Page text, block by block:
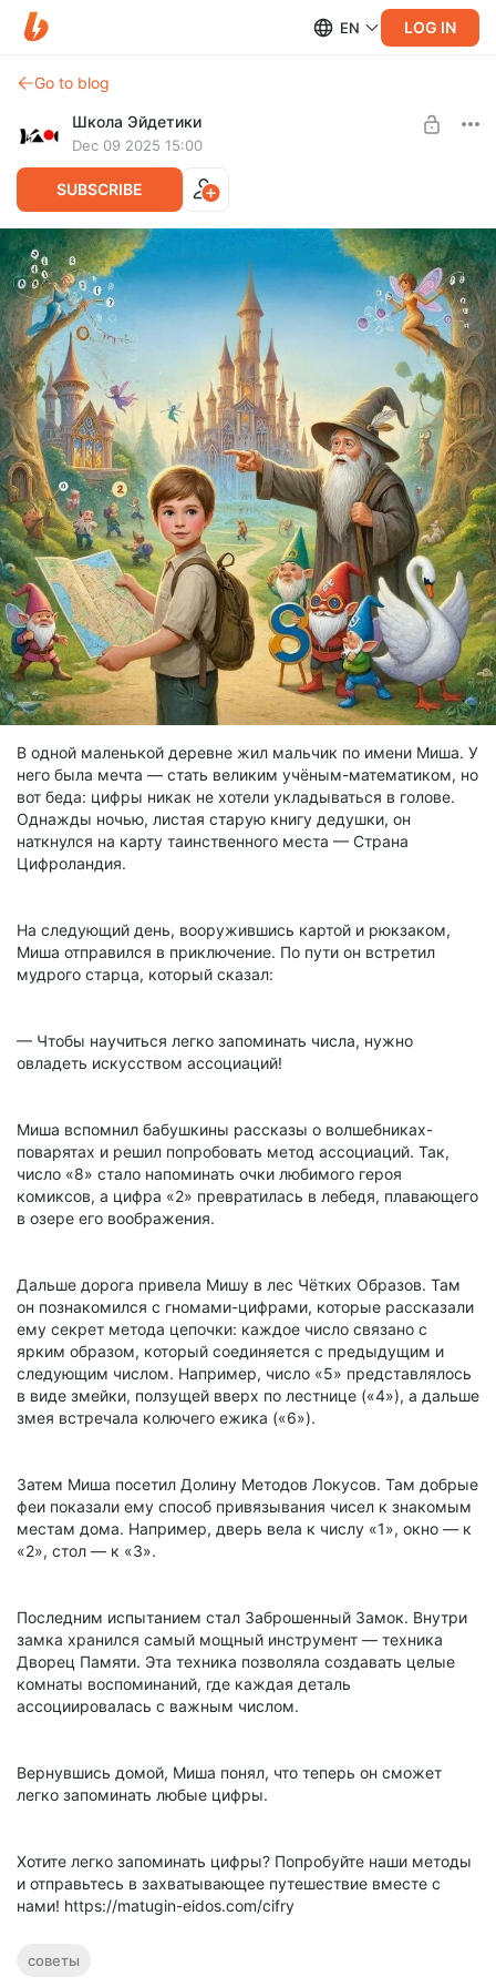
EN LOG IN
Go to blog
Школа Эйдетики
Dec 09 2025 15:00
SUBSCRIBE
В одной маленькой деревне жил мальчик по имени Миша. У
него была мечта — стать великим учёным-математиком, но
вот беда: цифры никак не хотели укладываться в голове.
Однажды ночью, листая старую книгу дедушки, он
наткнулся на карту таинственного места — Страна
Цифроландия.
На следующий день, вооружившись картой и рюкзаком,
Миша отправился в приключение. По пути он встретил
мудрого старца, который сказал:
— Чтобы научиться легко запоминать числа, нужно
овладеть искусством ассоциаций!
Миша вспомнил бабушкины рассказы о волшебниках-
поварятах и решил попробовать метод ассоциаций. Так,
число «8» стало напоминать очки любимого героя
комиксов, а цифра «2» превратилась в лебедя, плавающего
в озере его воображения.
Дальше дорога привела Мишу в лес Чётких Образов. Там
он познакомился с гномами-цифрами, которые рассказали
ему секрет метода цепочки: каждое число связано с
ярким образом, который соединяется с предыдущим и
следующим числом. Например, число «5» представлялось
в виде змейки, ползущей вверх по лестнице («4»), а дальше
змея встречала колючего ежика («6»).
Затем Миша посетил Долину Методов Локусов. Там добрые
феи показали ему способ привязывания чисел к знакомым
местам дома. Например, дверь вела к числу «1», окно — к
«2», стол — к «3».
Последним испытанием стал Заброшенный Замок. Внутри
замка хранился самый мощный инструмент — техника
Дворец Памяти. Эта техника позволяла создавать целые
комнаты воспоминаний, где каждая деталь
ассоциировалась с важным числом.
Вернувшись домой, Миша понял, что теперь он сможет
легко запоминать любые цифры.
Хотите легко запоминать цифры? Попробуйте наши методы
и отправьтесь в захватывающее путешествие вместе с
нами! https://matugin-eidos.com/cifry
советы